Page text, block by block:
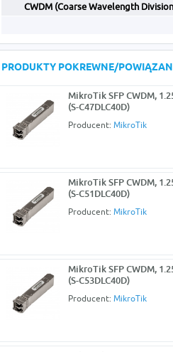
CWDM (Coarse Wavelength
PRODUKTY POKREWNE/
MikroTik SFP CWDM,
(S-C47DLC40D)
Producent: MikroTik
MikroTik SFP CWDM,
(S-C51DLC40D)
Producent: MikroTik
MikroTik SFP CWDM,
(S-C53DLC40D)
Producent: MikroTik